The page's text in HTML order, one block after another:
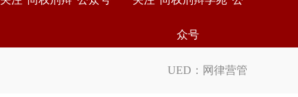
众号
UED： 网律营管